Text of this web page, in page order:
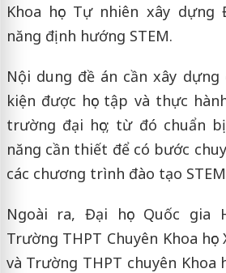
Khoa học Tự nhiên xây
năng định hướng STEM.
Nội dung đề án cần xây dựng
kiện được học tập và thực
trường đại học; từ đó chuẩn
năng cần thiết để có bước
các chương trình đào tạo
Ngoài ra, Đại học Quốc gia
Trường THPT Chuyên Khoa
và Trường THPT chuyên Khoa